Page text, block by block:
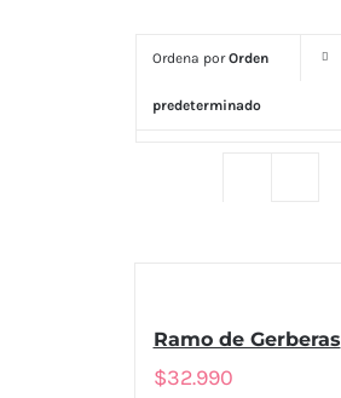
Ordena porOrden
predeterminado
Mostrar
Ramo de Gerberas
$32.990